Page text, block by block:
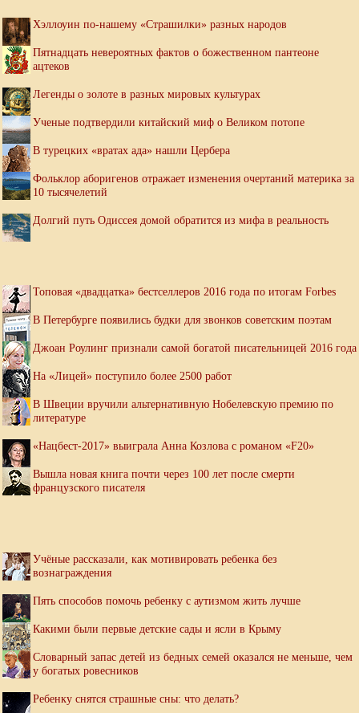
Хэллоуин по-нашему «Страшилки» разных народов
Пятнадцать невероятных фактов о божественном пантеоне
ацтеков
Легенды о золоте в разных мировых культурах
Ученые подтвердили китайский миф о Великом потопе
В турецких «вратах ада» нашли Цербера
Фольклор аборигенов отражает изменения очертаний материка за
10 тысячелетий
Долгий путь Одиссея домой обратится из мифа в реальность
Топовая «двадцатка» бестселлеров 2016 года по итогам Forbes
В Петербурге появились будки для звонков советским поэтам
Джоан Роулинг признали самой богатой писательницей 2016 года
На «Лицей» поступило более 2500 работ
В Швеции вручили альтернативную Нобелевскую премию по
литературе
«Нацбест-2017» выиграла Анна Козлова с романом «F20»
Вышла новая книга почти через 100 лет после смерти
французского писателя
Учёные рассказали, как мотивировать ребенка без
вознаграждения
Пять способов помочь ребенку с аутизмом жить лучше
Какими были первые детские сады и ясли в Крыму
Словарный запас детей из бедных семей оказался не меньше, чем
у богатых ровесников
Ребенку снятся страшные сны: что делать?